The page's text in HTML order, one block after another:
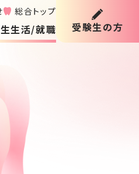
総合トップ
生活/就職 受験生の方